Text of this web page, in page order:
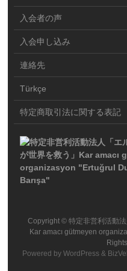
入会者の声
入会申し込み
連絡先
Türkçe
特定商取引法に関する表記
Copyright © 特定非営利活動
Kar amacı gütmeyen
Powered byWordPress &